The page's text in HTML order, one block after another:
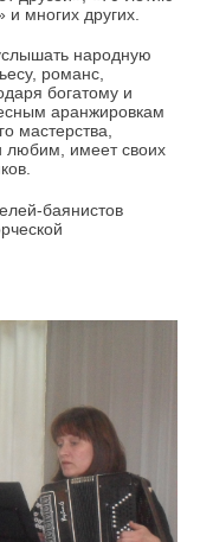
многих других.
народную
романс,
богатому и
аранжировкам
мастерства,
любим, имеет своих
баянистов